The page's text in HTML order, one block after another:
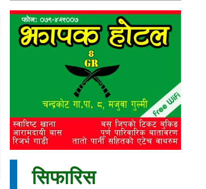
सिफारिस